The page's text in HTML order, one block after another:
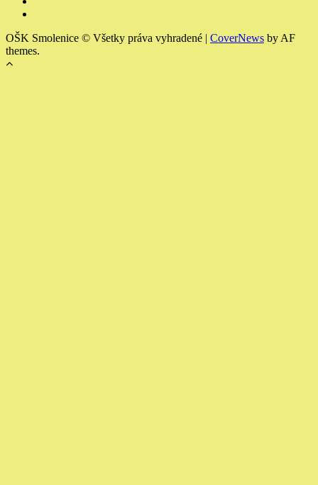
výchovné
OŠK Smolenice © Všetky práva vyhradené | CoverNews by AF
themes.